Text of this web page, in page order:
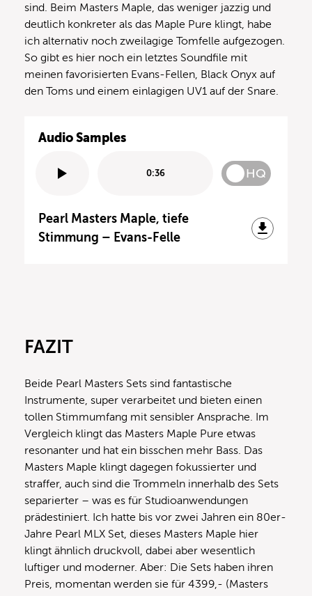
sind. Beim Masters Maple, das weniger jazzig und
deutlich konkreter als das Maple Pure klingt, habe
ich alternativ noch zweilagige Tomfelle aufgezogen.
So gibt es hier noch ein letztes Soundfile mit
meinen favorisierten Evans-Fellen, Black Onyx auf
den Toms und einem einlagigen UV1 auf der Snare.
Audio Samples
0:36 HQ
Pearl Masters Maple, tiefe
Stimmung – Evans-Felle
FAZIT
Beide Pearl Masters Sets sind fantastische
Instrumente, super verarbeitet und bieten einen
tollen Stimmumfang mit sensibler Ansprache. Im
Vergleich klingt das Masters Maple Pure etwas
resonanter und hat ein bisschen mehr Bass. Das
Masters Maple klingt dagegen fokussierter und
straffer, auch sind die Trommeln innerhalb des Sets
separierter – was es für Studioanwendungen
prädestiniert. Ich hatte bis vor zwei Jahren ein 80er-
Jahre Pearl MLX Set, dieses Masters Maple hier
klingt ähnlich druckvoll, dabei aber wesentlich
luftiger und moderner. Aber: Die Sets haben ihren
Preis, momentan werden sie für 4399,- (Masters